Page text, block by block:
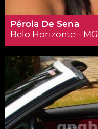
Pérola De Sena
Belo Horizonte - MG